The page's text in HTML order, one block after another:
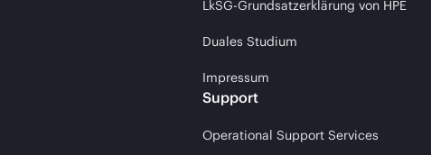
LkSG-Grundsatzerklärung von HPE
Duales Studium
Impressum
Support
Operational Support Services